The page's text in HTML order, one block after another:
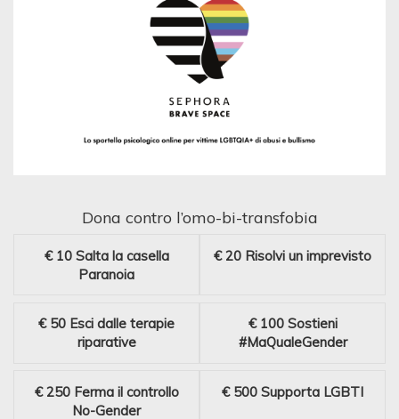
Dona contro l’omo-bi-transfobia
€ 10 Salta la casella
Paranoia
€ 20 Risolvi un imprevisto
€ 50 Esci dalle terapie
riparative
€ 100 Sostieni
#MaQualeGender
€ 250 Ferma il controllo
No-Gender
€ 500 Supporta LGBTI